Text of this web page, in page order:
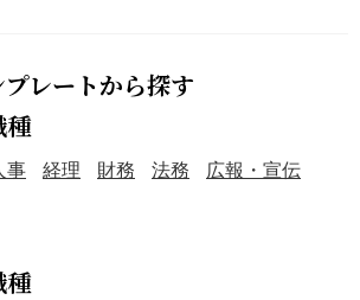
レートから探す
種
事 経理 財務 法務
広報・宣伝
種